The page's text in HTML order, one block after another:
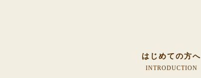
はじめての方へ
INTRODUCTION